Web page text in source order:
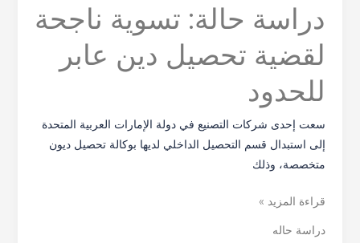
دراسة حالة: تسوية ناجحة
لقضية تحصيل دين عابر
للحدود
سعت إحدى شركات التصنيع في دولة الإمارات العربية المتحدة
إلى استبدال قسم التحصيل الداخلي لديها بوكالة تحصيل ديون
متخصصة، وذلك
قراءة المزيد »
دراسة حاله